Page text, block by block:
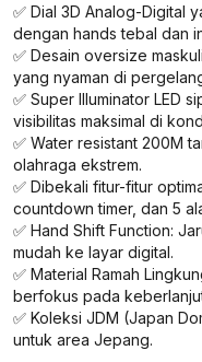
✅ Dial 3D Analog-Digital
dengan hands tebal dan
✅ Desain oversize
yang nyaman di
✅ Super Illuminator LED
visibilitas maksimal di
✅ Water resistant 200M
olahraga ekstrem.
✅ Dibekali fitur-fitur
countdown timer, dan 5
✅ Hand Shift Function:
mudah ke layar digital.
✅ Material Ramah
berfokus pada
✅ Koleksi JDM (Japan
untuk area Jepang.